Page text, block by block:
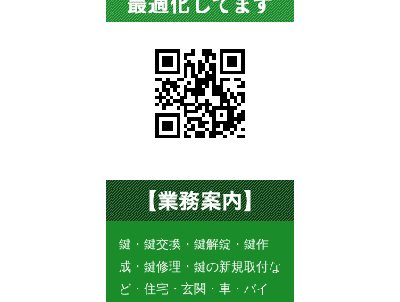
鍵・鍵交換・鍵解錠・鍵作
成・鍵修理・鍵の新規取付な
ど・住宅・玄関・車・バイ